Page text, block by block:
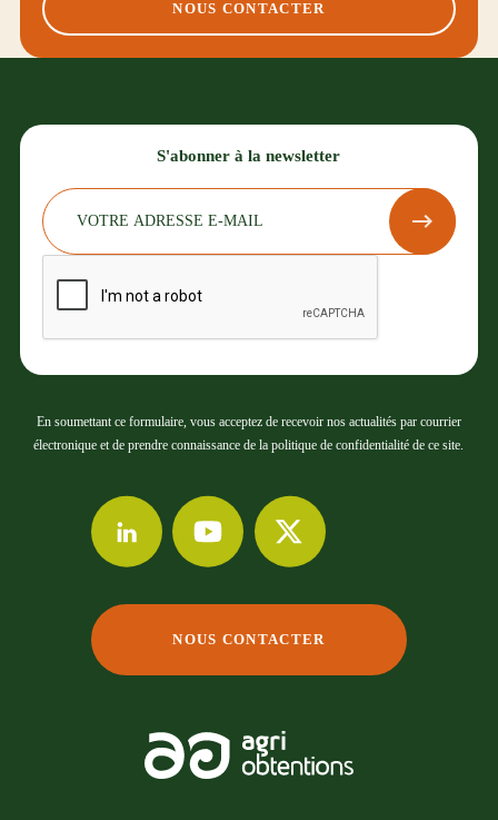
NOUS CONTACTER
S'abonner à la newsletter
En soumettant ce formulaire, vous acceptez de recevoir nos actualités par courrier
électronique et de prendre connaissance de la politique de confidentialité de ce site.
NOUS CONTACTER